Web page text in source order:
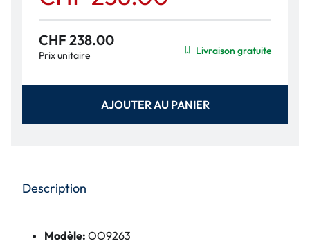
CHF 238.00
Prix unitaire Livraison gratuite
AJOUTER AU PANIER
Description
Modèle: OO9263